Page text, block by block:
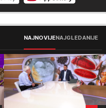
NAJNOVIJENAJGLEDANIJE